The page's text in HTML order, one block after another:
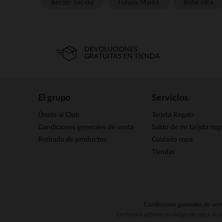
DEVOLUCIONES
GRATUITAS EN TIENDA
El grupo
Únete al Club
Condiciones generales de venta
Retirada de productos
Servicios
Tarjeta Regalo
Saldo de mi tarjeta
Cuidado ropa
Tiendas
Condiciones generales de